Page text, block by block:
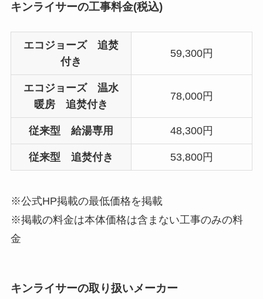
キンライサーの工事料金(税込)
エコジョーズ 追焚
付き
59,300円
エコジョーズ 温水
暖房 追焚付き
78,000円
従来型 給湯専用 48,300円
従来型 追焚付き 53,800円
※公式HP掲載の最低価格を掲載
※掲載の料金は本体価格は含まない工事のみの料
金
キンライサーの取り扱いメーカー